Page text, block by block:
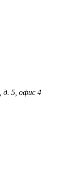
д. 5, офис 4